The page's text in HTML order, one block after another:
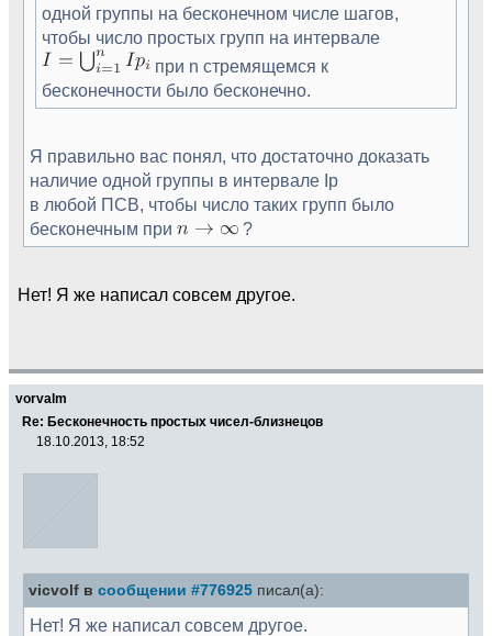
одной группы на бесконечном числе шагов,
чтобы число простых групп на интервале
при n стремящемся к
бесконечности было бесконечно.
Я правильно вас понял, что достаточно доказать
наличие одной группы в интервале Ip
в любой ПСВ, чтобы число таких групп было
бесконечным при
?
Нет! Я же написал совсем другое.
vorvalm
Re: Бесконечность простых чисел-близнецов
18.10.2013, 18:52
vicvolf в сообщении #776925 писал(а):
Нет! Я же написал совсем другое.